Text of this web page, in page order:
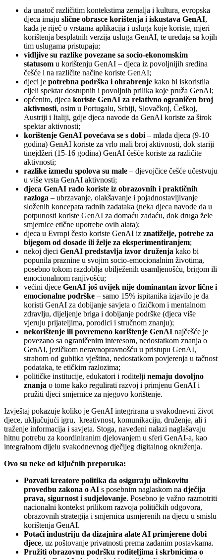
da unatoč različitim kontekstima zemalja i kultura, evropska
djeca imaju slične obrasce korištenja i iskustava GenAI,
kada je riječ o vrstama aplikacija i usluga koje koriste, mjeri
korištenja besplatnih verzija usluga GenAI, te uređaja sa kojih
tim uslugama pristupaju;
vidljive su razlike povezane sa socio-ekonomskim
statusom u korištenju GenAI – djeca iz povoljnijih sredina
češće i na različite načine koriste GenAI;
djeci je potrebna podrška i ohrabrenje kako bi iskoristila
cijeli spektar dostupnih i povoljnih prilika koje pruža GenAI;
općenito, djeca koriste GenAI za relativno ograničen broj
aktivnosti, osim u Portugalu, Srbiji, Slovačkoj, Češkoj,
Austriji i Italiji, gdje djeca navode da GenAI koriste za širok
spektar aktivnosti;
korištenje GenAI povećava se s dobi – mlađa djeca (9-10
godina) GenAI koriste za vrlo mali broj aktivnosti, dok stariji
tinejdžeri (15-16 godina) GenAI češće koriste za različite
aktivnosti;
razlike između spolova su male – djevojčice češće učestvuju
u više vrsta GenAI aktivnosti;
djeca GenAI rado koriste iz obrazovnih i praktičnih
razloga – ubrzavanje, olakšavanje i pojadnostavljivanje
složenih koncepata radnih zadataka (neka djeca navode da u
potpunosti koriste GenAI za domaću zadaću, dok druga žele
smjernice etične upotrebe ovih alata);
djeca u Evropi često koriste GenAI iz znatiželje, potrebe za
bijegom od dosade ili želje za eksperimentiranjem;
nekoj djeci GenAI predstavlja izvor druženja kako bi
popunila praznine u svojim socio-emocionalnim životima,
posebno tokom razdoblja obilježenih usamljenošću, brigom ili
emocionalnom ranjivošću;
većini djece GenAI još uvijek nije dominantan izvor lične i
emocionalne podrške – samo 15% ispitanika izjavilo je da
koristi GenAI za dobijanje savjeta o fizičkom i mentalnom
zdravlju, dijeljenje briga i dobijanje podrške (djeca više
vjeruju prijateljima, porodici i stručnom znanju);
nekorištenje ili povremeno korištenje GenAI najčešće je
povezano sa ograničenim interesom, nedostatkom znanja o
GenAI, jezičkom neravnopravnošću u pristupu GenAI,
strahom od gubitka vještina, nedostatkom povjerenja u tačnost
podataka, te etičkim razlozima;
političke institucije, edukatori i roditelji nemaju dovoljno
znanja o tome kako regulirati razvoj i primjenu GenAI i
pružiti djeci smjernice za njegovo korištenje.
Izvještaj pokazuje koliko je GenAI integrirana u svakodnevni život
djece, uključujući igru, kreativnost, komunikaciju, druženje, ali i
traženje informacija i savjeta. Stoga, navedeni nalazi naglašavaju
hitnu potrebu za koordiniranim djelovanjem u sferi GenAI-a, kao
integralnom dijelu svakodnevnog dječijeg digitalnog okruženja.
Ovo su neke od ključnih preporuka:
Pozvati kreatore politika da osiguraju učinkovitu
provedbu zakona o AI s posebnim naglaskom na dječija
prava, sigurnost i sudjelovanje. Posebno je važno razmotriti
nacionalni kontekst prilikom razvoja političkih odgovora,
obrazovnih strategija i smjernica usmjerenih na djecu u smislu
korištenja GenAI.
Potaći industriju da dizajnira alate AI primjerene dobi
djece, uz poštovanje privatnosti prema zadanim postavkama.
Pružiti obrazovnu podršku roditeljima i skrbnicima o